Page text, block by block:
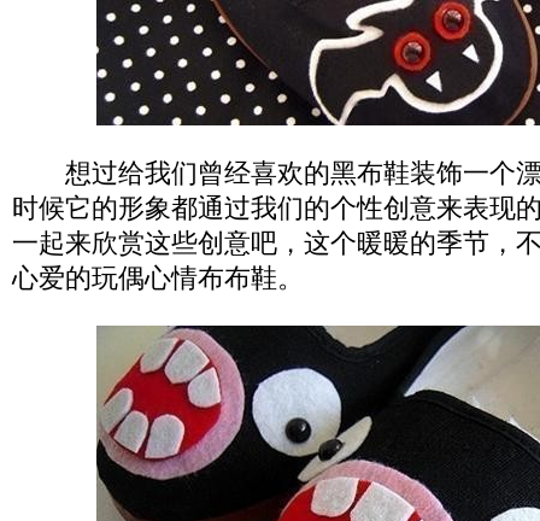
想过给我们曾经喜欢的黑布鞋装饰一个
时候它的形象都通过我们的个性创意来表现
一起来欣赏这些创意吧，这个暖暖的季节，
心爱的玩偶心情布布鞋。